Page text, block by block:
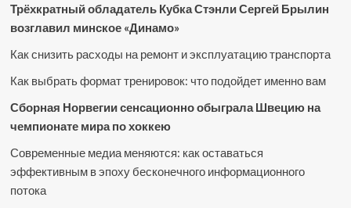
Трёхкратный обладатель Кубка Стэнли Сергей Брылин
возглавил минское «Динамо»
Как снизить расходы на ремонт и эксплуатацию транспорта
Как выбрать формат тренировок: что подойдет именно вам
Сборная Норвегии сенсационно обыграла Швецию на
чемпионате мира по хоккею
Современные медиа меняются: как оставаться
эффективным в эпоху бесконечного информационного
потока